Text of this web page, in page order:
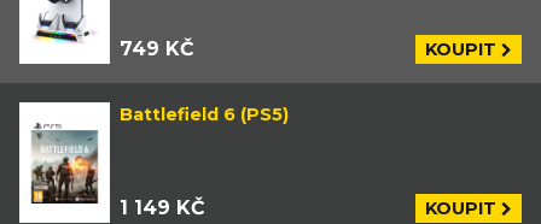
749 KČ KOUPIT
Battlefield 6 (PS5)
1 149 KČ KOUPIT